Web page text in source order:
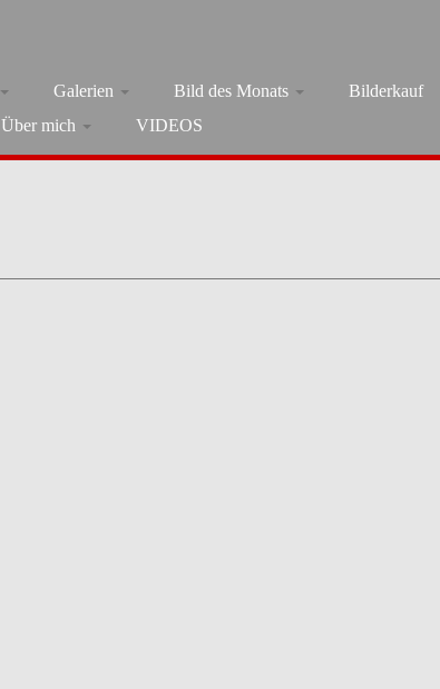
Galerien Bild des Monats Bilderkauf
Über mich VIDEOS